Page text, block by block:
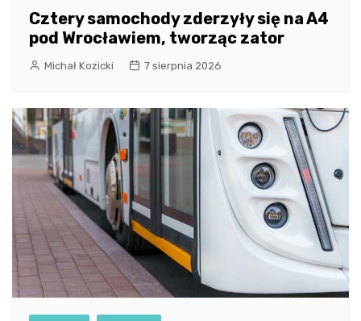
Cztery samochody zderzyły się na A4
pod Wrocławiem, tworząc zator
Michał Kozicki 7 sierpnia 2026